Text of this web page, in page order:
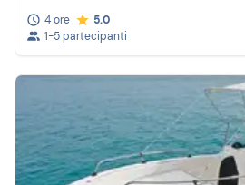
4 ore
5.0
1-5 partecipanti